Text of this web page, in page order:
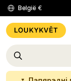
België €